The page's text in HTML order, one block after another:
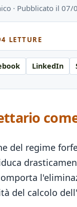
· Pubblicato il
LETTURE
LinkedIn
del regime
del calcolo